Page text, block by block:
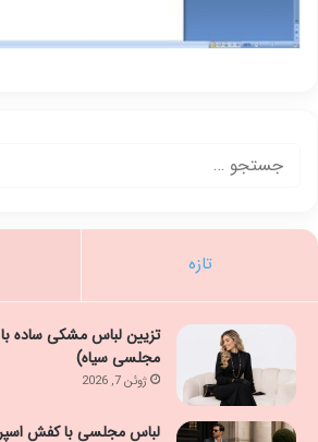
تازه
مجلسی سیاه)
ژوئن 7, 2026